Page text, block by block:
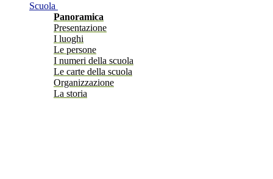
Scuola
Panoramica
Presentazione
I luoghi
Le persone
I numeri della scuola
Le carte della scuola
Organizzazione
La storia